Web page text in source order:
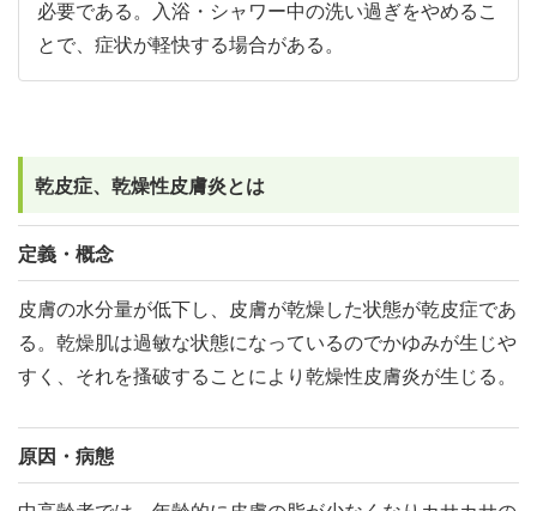
必要である。入浴・シャワー中の洗い過ぎをやめるこ
とで、症状が軽快する場合がある。
乾皮症、乾燥性皮膚炎とは
定義・概念
皮膚の水分量が低下し、皮膚が乾燥した状態が乾皮症であ
る。乾燥肌は過敏な状態になっているのでかゆみが生じや
すく、それを搔破することにより乾燥性皮膚炎が生じる。
原因・病態